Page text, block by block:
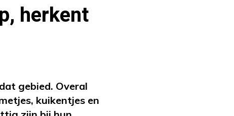
herkent
gebied. Overal
kuikentjes en